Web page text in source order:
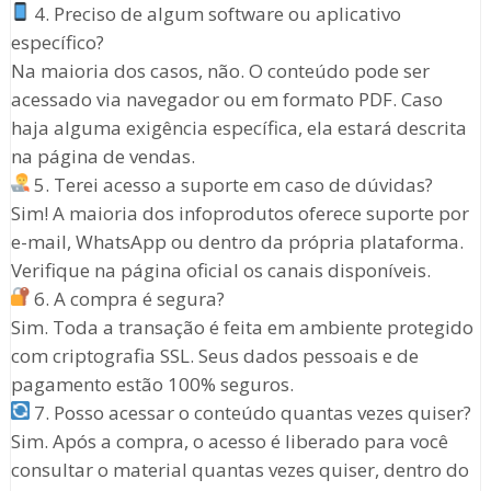
4. Preciso de algum software ou aplicativo
específico?
Na maioria dos casos, não. O conteúdo pode ser
acessado via navegador ou em formato PDF. Caso
haja alguma exigência específica, ela estará descrita
na página de vendas.
5. Terei acesso a suporte em caso de dúvidas?
Sim! A maioria dos infoprodutos oferece suporte por
e-mail, WhatsApp ou dentro da própria plataforma.
Verifique na página oficial os canais disponíveis.
6. A compra é segura?
Sim. Toda a transação é feita em ambiente protegido
com criptografia SSL. Seus dados pessoais e de
pagamento estão 100% seguros.
7. Posso acessar o conteúdo quantas vezes quiser?
Sim. Após a compra, o acesso é liberado para você
consultar o material quantas vezes quiser, dentro do